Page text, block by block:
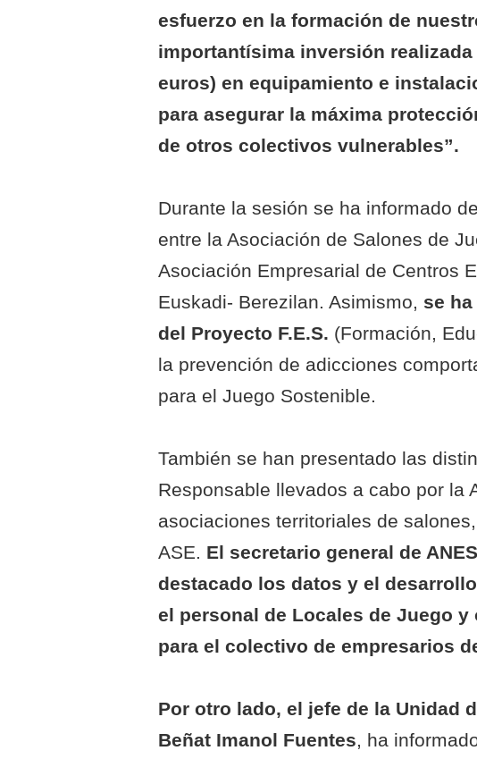
esfuerzo en la formación de
importantísima inversión
euros) en equipamiento e
para asegurar la máxima
de otros colectivos vulnerables”.
Durante la sesión se ha informado
entre la Asociación de Salones de
Asociación Empresarial de Centros
Euskadi- Berezilan. Asimismo,
se
del Proyecto F.E.S. (Formación,
la prevención de adicciones
para el Juego Sostenible.
También se han presentado las
Responsable llevados a cabo por la
asociaciones territoriales de
ASE. El secretario general de
destacado los datos y el
el personal de Locales de Juego
para el colectivo de empresarios
Por otro lado, el jefe de la Unidad
Beñat Imanol Fuentes , ha